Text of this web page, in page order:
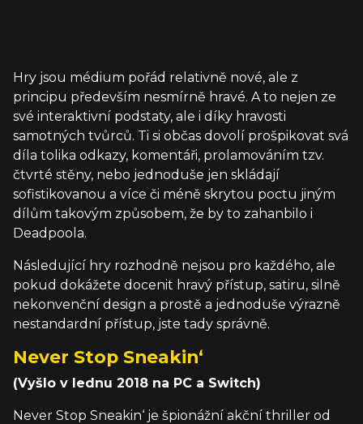
Hry jsou médium pořád relativně nové, ale z
principu především nesmírně hravé. A to nejen ze
své interaktivní podstaty, ale i díky hravosti
samotných tvůrců. Ti si občas dovolí prošpikovat svá
díla tolika odkazy, komentáři, prolamováním tzv.
čtvrté stěny, nebo jednoduše jen skládají
sofistikovanou a více či méně skrytou poctu jiným
dílům takovým způsobem, že by to zahanbilo i
Deadpoola.
Následující hry rozhodně nejsou pro každého, ale
pokud dokážete docenit hravý přístup, satiru, silně
nekonvenční design a prostě a jednoduše výrazně
nestandardní přístup, jste tady správně.
Never Stop Sneakin‘
(Vyšlo v lednu 2018 na PC a Switch)
Never Stop Sneakin‘ je špionážní akční thriller od